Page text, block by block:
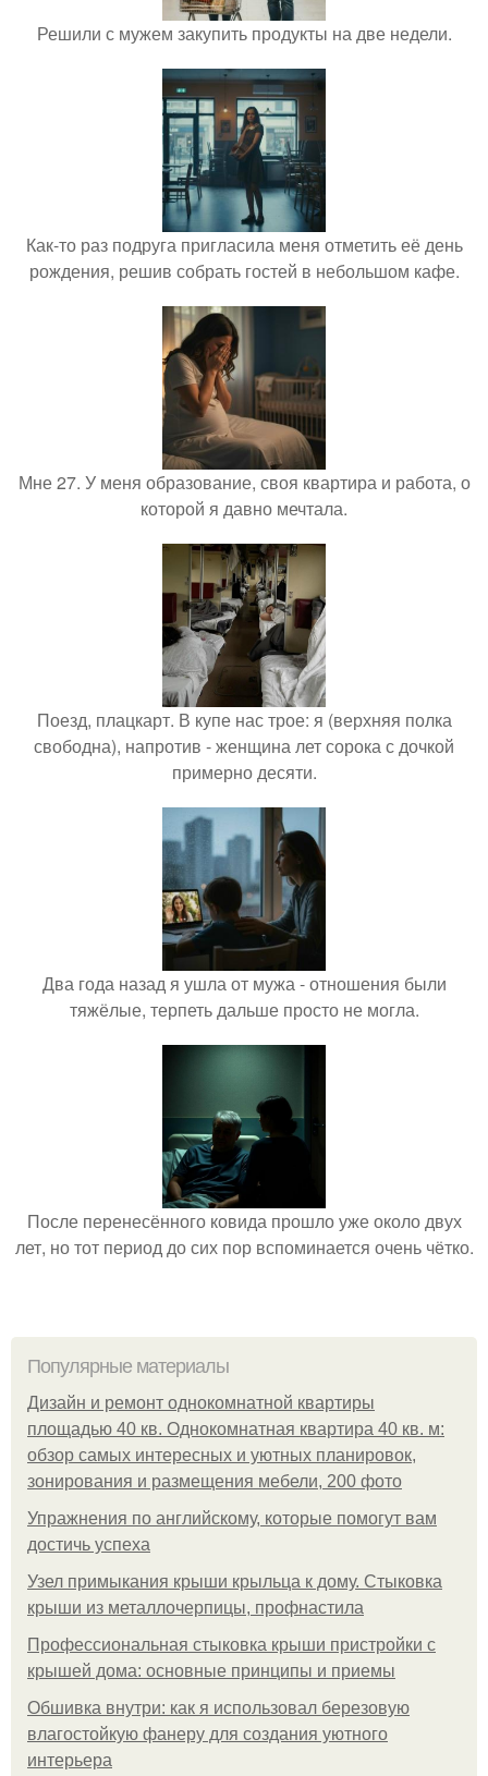
Решили с мужем закупить продукты на две недели.
Как-то раз подруга пригласила меня отметить её день
рождения, решив собрать гостей в небольшом кафе.
Мне 27. У меня образование, своя квартира и работа, о
которой я давно мечтала.
Поезд, плацкарт. В купе нас трое: я (верхняя полка
свободна), напротив - женщина лет сорока с дочкой
примерно десяти.
Два года назад я ушла от мужа - отношения были
тяжёлые, терпеть дальше просто не могла.
После перенесённого ковида прошло уже около двух
лет, но тот период до сих пор вспоминается очень чётко.
Популярные материалы
Дизайн и ремонт однокомнатной квартиры
площадью 40 кв. Однокомнатная квартира 40 кв. м:
обзор самых интересных и уютных планировок,
зонирования и размещения мебели, 200 фото
Упражнения по английскому, которые помогут вам
достичь успеха
Узел примыкания крыши крыльца к дому. Стыковка
крыши из металлочерпицы, профнастила
Профессиональная стыковка крыши пристройки с
крышей дома: основные принципы и приемы
Обшивка внутри: как я использовал березовую
влагостойкую фанеру для создания уютного
интерьера